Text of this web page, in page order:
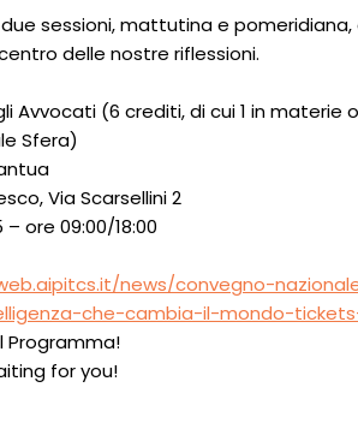
mattutina e pomeridiana,
delle nostre riflessioni.
(6 crediti, di cui 1 in
Sfera)
Via Scarsellini 2
– ore 09:00/18:00
news/convegno-
che-cambia-il-mondo-
Programma!
for you!